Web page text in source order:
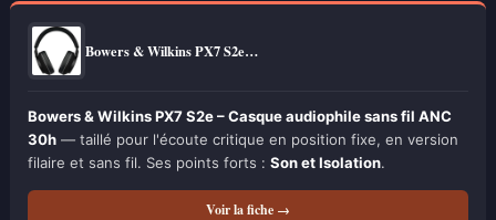
Bowers & Wilkins PX7 S2e…
Bowers & Wilkins PX7 S2e – Casque audiophile sans fil ANC
30h — taillé pour l'écoute critique en position fixe, en version
filaire et sans fil. Ses points forts : Son et Isolation.
Voir la fiche →